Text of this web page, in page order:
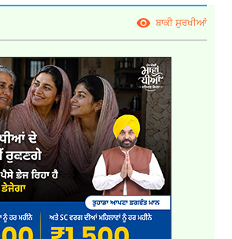
ਬਾਕੀ ਸੁਰਖੀਆਂ